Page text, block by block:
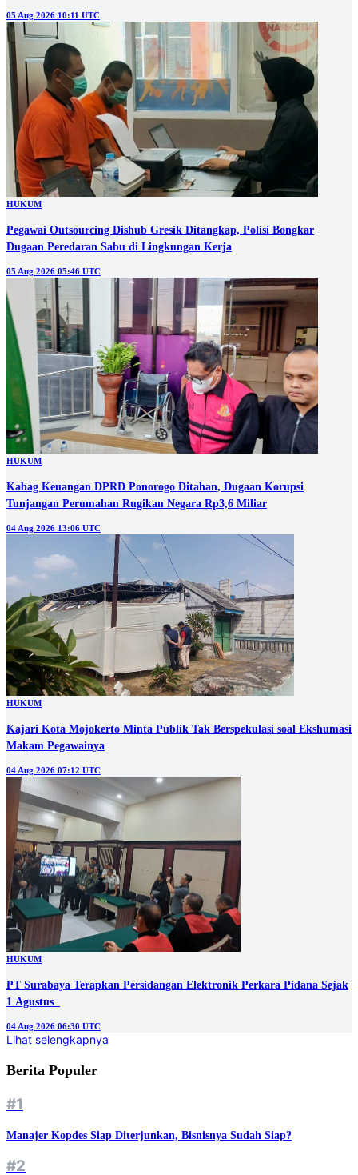
05 Aug 2026 10:11 UTC
HUKUM
Pegawai Outsourcing Dishub Gresik Ditangkap, Polisi Bongkar
Dugaan Peredaran Sabu di Lingkungan Kerja
05 Aug 2026 05:46 UTC
HUKUM
Kabag Keuangan DPRD Ponorogo Ditahan, Dugaan Korupsi
Tunjangan Perumahan Rugikan Negara Rp3,6 Miliar
04 Aug 2026 13:06 UTC
HUKUM
Kajari Kota Mojokerto Minta Publik Tak Berspekulasi soal Ekshumasi
Makam Pegawainya
04 Aug 2026 07:12 UTC
HUKUM
PT Surabaya Terapkan Persidangan Elektronik Perkara Pidana Sejak
1 Agustus
04 Aug 2026 06:30 UTC
Lihat selengkapnya
Berita Populer
#1
Manajer Kopdes Siap Diterjunkan, Bisnisnya Sudah Siap?
#2